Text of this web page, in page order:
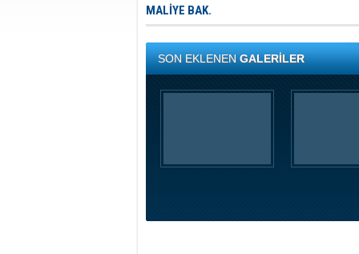
MALİYE BAK.
SON EKLENENGALERİLER